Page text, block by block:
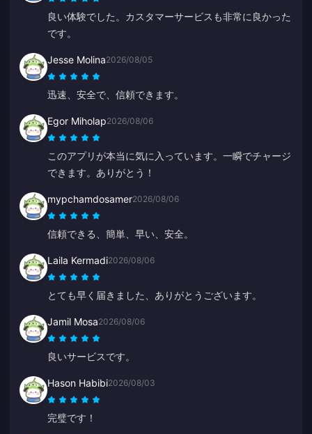
良い体験でした。カスタマーサービスも非常に良かった
です。
Jesse Molina2026/08/05
迅速、安全で、信頼できます。
Egor Miholap2026/08/06
このアプリが本当に気に入っています。一瞬でチャージ
できます。ありがとう！
mypchamdosamer2026/08/06
信頼できる、簡単、早い、安全。
Laila Kermadi2026/08/06
とても早く届きました、ありがとうございます。
Jamil Mosa2026/08/06
良いサービスです。
Hason Habibi2026/08/03
完璧です！